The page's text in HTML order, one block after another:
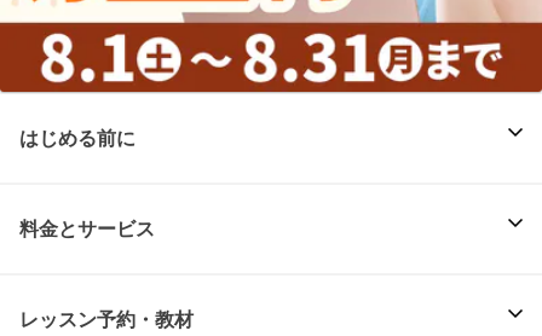
はじめる前に
料金とサービス
レッスン予約・教材